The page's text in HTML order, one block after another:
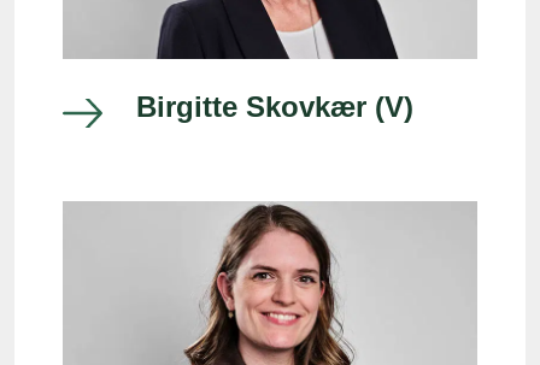
Birgitte Skovkær (V)